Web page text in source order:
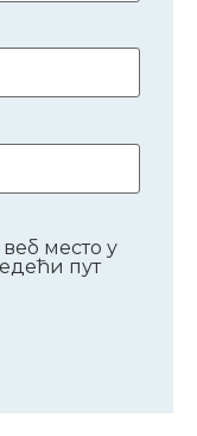
место у
пут